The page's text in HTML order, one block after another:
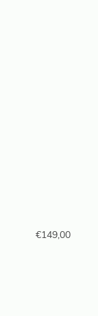
€149,00